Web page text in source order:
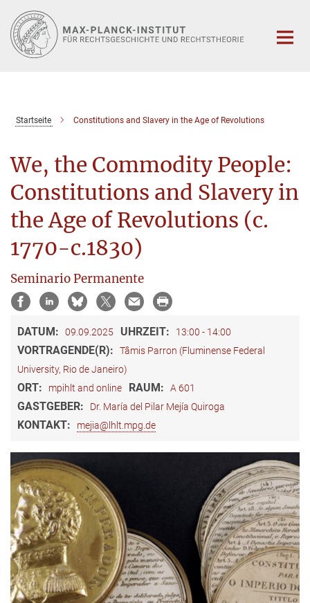
Hauptinhalt
Startseite Constitutions and Slavery in the Age of Revolutions
We, the Commodity People:
Constitutions and Slavery in
the Age of Revolutions (c.
1770-c.1830)
Seminario Permanente
DATUM: 09.09.2025 UHRZEIT: 13:00 - 14:00
VORTRAGENDE(R):
Tâmis Parron (Fluminense Federal
University, Rio de Janeiro)
ORT: mpihlt and online RAUM: A 601
GASTGEBER: Dr. María del Pilar Mejía Quiroga
KONTAKT: mejia@lhlt.mpg.de